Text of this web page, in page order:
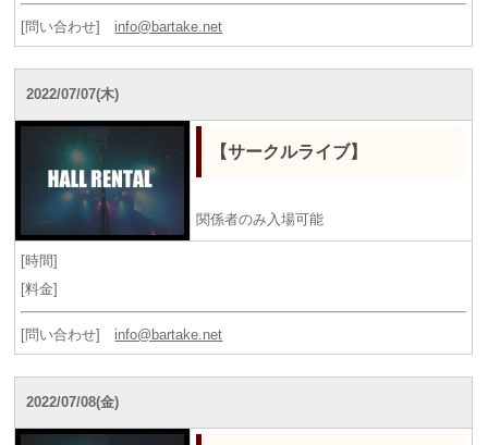
[問い合わせ] info@bartake.net
2022/07/07(木)
【サークルライブ】
関係者のみ入場可能
[時間]
[料金]
[問い合わせ] info@bartake.net
2022/07/08(金)